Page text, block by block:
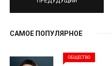
САМОЕ ПОПУЛЯРНОЕ
ОБЩЕСТВО